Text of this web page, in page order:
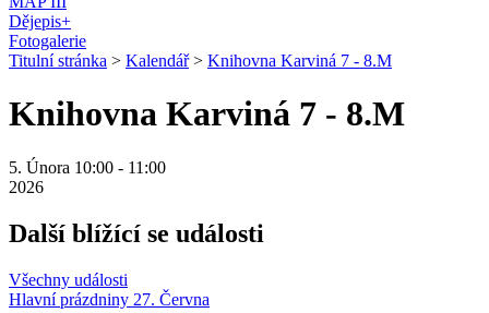
Dějepis+
Fotogalerie
Titulní stránka > Kalendář> Knihovna Karviná 7 - 8.M
Knihovna Karviná 7 - 8.M
5. Února 10:00 - 11:00
2026
Další blížící se události
Všechny události
Hlavní prázdniny 27. Června